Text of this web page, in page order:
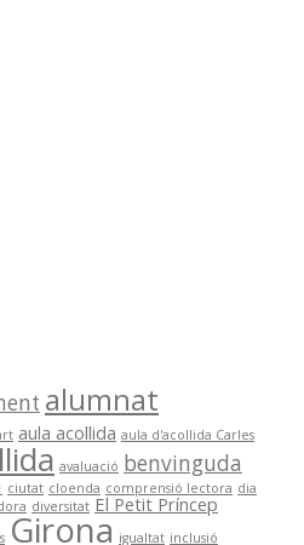
alumnat
aula acollida aula d'acollida Carles
avaluació benvinguda
ciutat cloenda comprensió lectora dia
diversitat El Petit Príncep
Girona igualtat inclusió